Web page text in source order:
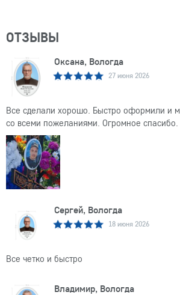
ОТЗЫВЫ
Оксана, Вологда
27 июня 2026
Все сделали хорошо. Быстро оформили и
со всеми пожеланиями. Огромное спасибо.
Сергей, Вологда
18 июня 2026
Все четко и быстро
Владимир, Вологда